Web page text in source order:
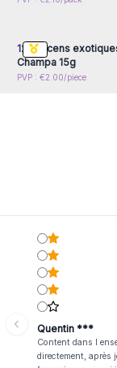
12xEncens
Champa 15g
PVP : €2.00/piece
Quentin ***
Content dans l
directement, après